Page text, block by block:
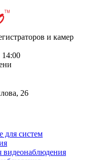
и камер
26
систем
видеонаблюдения